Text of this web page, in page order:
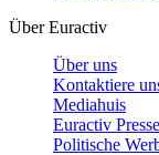
Über Euractiv
Über uns
Kontaktiere
Mediahuis
Euractiv
Politische